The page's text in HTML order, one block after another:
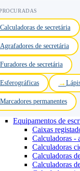
Calculadoras de secretária
Agrafadores de secretária
Furadores de secretária
Esferográficas
Marcadores permanentes
Equipamentos de
Caixas
Calculadoras -
Calculadoras
Calculadoras
Calculadoras